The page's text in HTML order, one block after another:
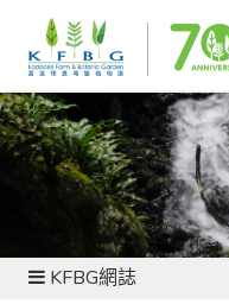
新聞及資源
KFBG網誌